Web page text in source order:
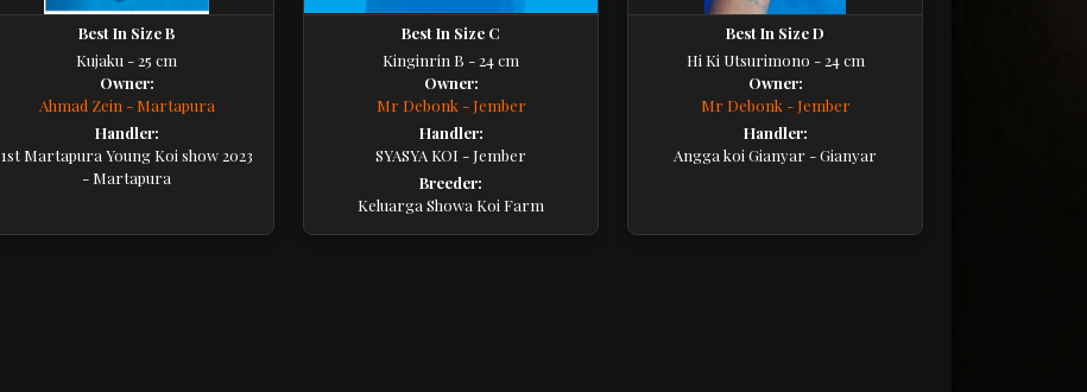
Best In Size B
Kujaku - 25 cm
Owner:
Ahmad Zein - Martapura
Handler:
1st Martapura Young Koi show 2023
- Martapura
Best In Size C
Kinginrin B - 24 cm
Owner:
Mr Debonk - Jember
Handler:
SYASYA KOI - Jember
Breeder:
Keluarga Showa Koi Farm
Best In Size D
Hi Ki Utsurimono - 24 cm
Owner:
Mr Debonk - Jember
Handler:
Angga koi Gianyar - Gianyar